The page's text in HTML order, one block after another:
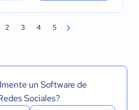
2 3 4 5
un Software de
Sociales?